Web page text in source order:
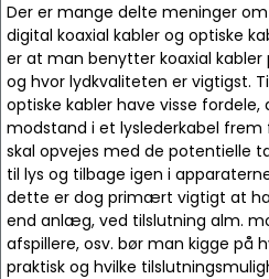
Der er mange delte meninger
digital koaxial kabler og optiske
er at man benytter koaxial
og hvor lydkvaliteten er vigtigst.
optiske kabler have visse fordele,
modstand i et lyslederkabel
skal opvejes med de potentielle
til lys og tilbage igen i
dette er dog primært vigtigt at
end anlæg, ved tilslutning alm.
afspillere, osv. bør man kigge på
praktisk og hvilke